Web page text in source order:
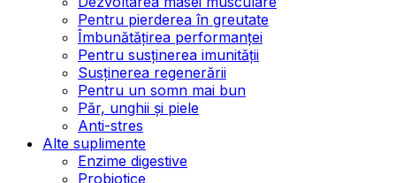
Pentru pierderea în greutate
Îmbunătățirea performanței
Pentru susținerea imunității
Susținerea regenerării
Pentru un somn mai bun
Păr, unghii și piele
Anti-stres
Alte suplimente
Enzime digestive
Probiotice